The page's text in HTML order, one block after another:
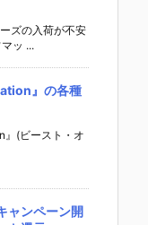
ズの入荷が不安
ッ ...
』の各種
』(ビースト・オ
ャンペーン開